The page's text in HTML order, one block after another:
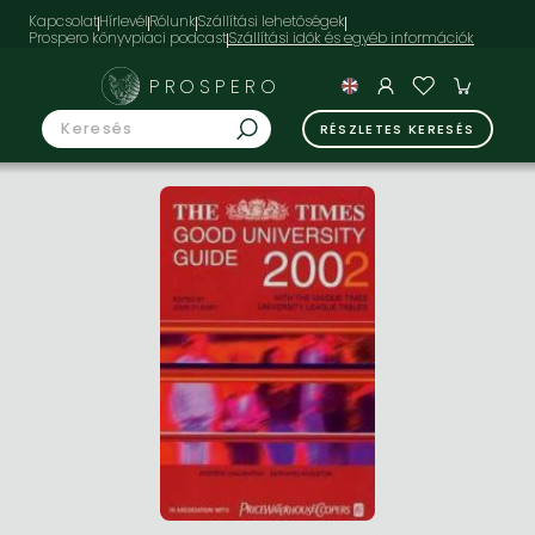
KapcsolatHírlevélRólunkSzállítási lehetőségek
Prospero könyvpiaci podcast
PROSPERO
RÉSZLETES KERESÉS